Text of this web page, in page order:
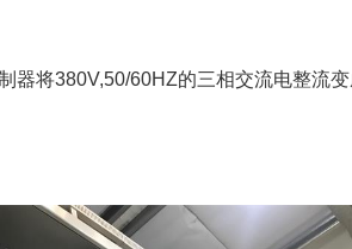
将380V,50/60HZ的三相交流电整流